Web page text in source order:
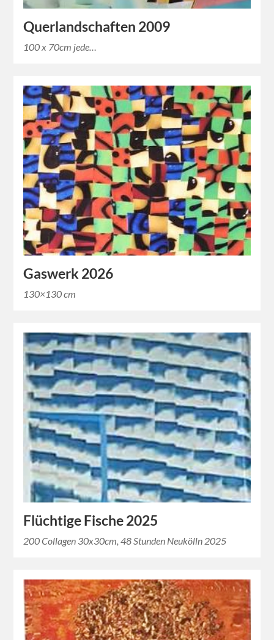
Querlandschaften 2009
100 x 70cm jede…
Gaswerk 2026
130×130 cm
Flüchtige Fische 2025
200 Collagen 30x30cm, 48 Stunden Neukölln 2025